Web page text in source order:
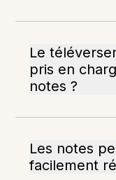
Le
pris en
notes ?
Les notes
facilement